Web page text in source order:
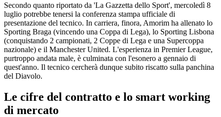
Secondo quanto riportato da 'La Gazzetta dello Sport', mercoledì 8
luglio potrebbe tenersi la conferenza stampa ufficiale di
presentazione del tecnico. In carriera, finora, Amorim ha allenato lo
Sporting Braga (vincendo una Coppa di Lega), lo Sporting Lisbona
(conquistando 2 campionati, 2 Coppe di Lega e una Supercoppa
nazionale) e il Manchester United. L'esperienza in Premier League,
purtroppo andata male, è culminata con l'esonero a gennaio di
quest'anno. Il tecnico cercherà dunque subito riscatto sulla panchina
del Diavolo.
Le cifre del contratto e lo smart working
di mercato